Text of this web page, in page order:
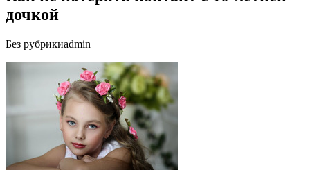
дочкой
Без рубрикиadmin